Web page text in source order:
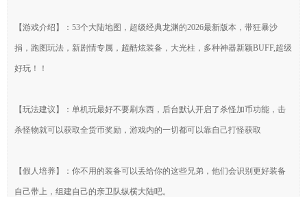
【游戏介绍】：53个大陆地图，超级经典龙渊的2026最新版本，带狂暴沙
捐，跑图玩法，新剧情专属，超酷炫装备，大光柱，多种神器新颖BUFF,超级
好玩！！
【玩法建议】：单机玩最好不要刷东西，后台默认开启了杀怪加币功能，击
杀怪物就可以获取全货币奖励，游戏内的一切都可以靠自己打怪获取
【假人培养】：你不用的装备可以丢给你的这些兄弟，他们会识别更好装备
自己带上，组建自己的亲卫队纵横大陆吧。